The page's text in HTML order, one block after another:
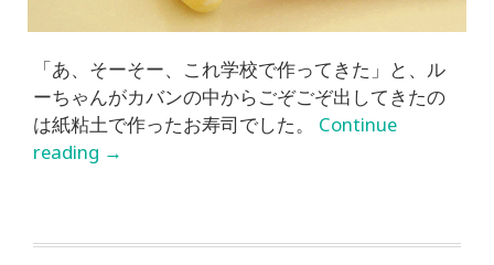
「あ、そーそー、これ学校で作ってきた」と、ル
ーちゃんがカバンの中からごぞごぞ出してきたの
は紙粘土で作ったお寿司でした。 Continue
reading →